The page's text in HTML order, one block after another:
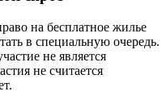
на бесплатное жилье
в специальную очередь.
не является
не считается